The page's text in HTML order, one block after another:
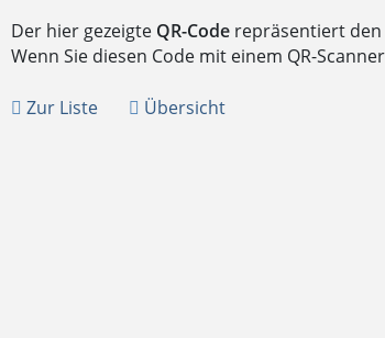
Der hier gezeigte QR-Code repräsentiert den
Wenn Sie diesen Code mit einem QR-
Zur Liste Übersicht